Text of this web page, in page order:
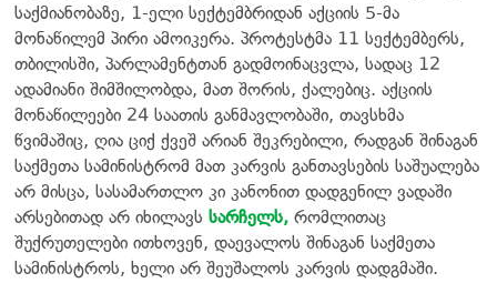
საქმიანობაზე, 1-ელი სექტემბრიდან აქციის 5-მა
მონაწილემ პირი ამოიკერა. პროტესტმა 11 სექტემბერს,
თბილისში, პარლამენტთან გადმოინაცვლა, სადაც 12
ადამიანი შიმშილობდა, მათ შორის, ქალებიც. აქციის
მონაწილეები 24 საათის განმავლობაში, თავსხმა
წვიმაშიც, ღია ციქ ქვეშ არიან შეკრებილი, რადგან შინაგან
საქმეთა სამინისტრომ მათ კარვის განთავსების საშუალება
არ მისცა, სასამართლო კი კანონით დადგენილ ვადაში
არსებითად არ იხილავს სარჩელს, რომლითაც
შუქრუთელები ითხოვენ, დაევალოს შინაგან საქმეთა
სამინისტროს, ხელი არ შეუშალოს კარვის დადგმაში.